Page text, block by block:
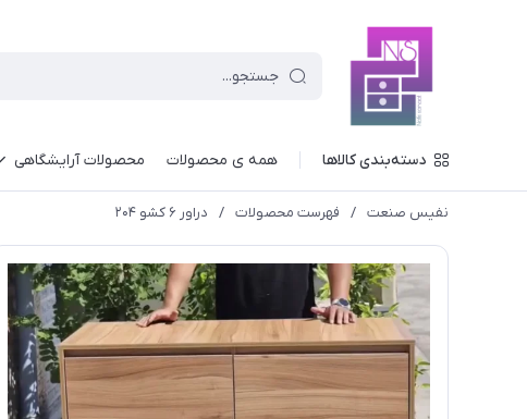
دسته‌بندی کالاها همه ی محصولات محصولات آرایشگاهی
نفیس صنعت / فهرست محصولات / دراور ۶ کشو ۲۰۴